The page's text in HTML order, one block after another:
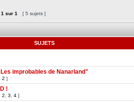
1 sur 1 [ 5 sujets ]
SUJETS
improbables de Nanarland"
2 ]
!
2 3 4 ]